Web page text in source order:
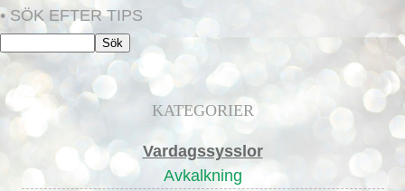
• SÖK EFTER TIPS
KATEGORIER
Vardagssysslor
Avkalkning